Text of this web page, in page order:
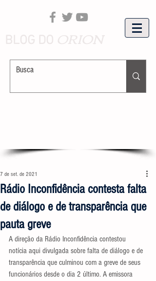
Rádio Inconfidência contesta falta
de diálogo e de transparência que
pauta greve
7 de set. de 2021
A direção da Rádio Inconfidência contestou
notícia aqui divulgada sobre falta de diálogo e de
transparência que culminou com a greve de seus
funcionários desde o dia 2 último. A emissora